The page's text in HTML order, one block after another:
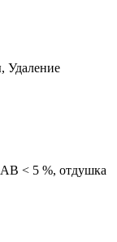
Удаление
< 5 %, отдушка